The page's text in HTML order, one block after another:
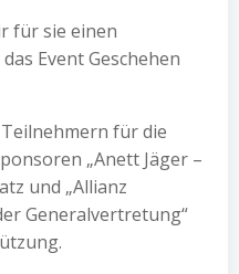
für sie einen
Event Geschehen
für die
„Anett Jäger –
und „Allianz
Generalvertretung“